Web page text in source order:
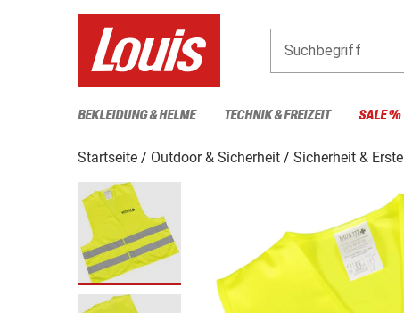
Suchbegriff
BEKLEIDUNG & HELME TECHNIK & FREIZEIT SALE %
Startseite Outdoor & Sicherheit Sicherheit &